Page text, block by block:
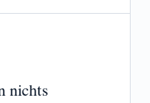
nichts